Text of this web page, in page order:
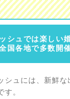
シュでは楽しい
国各地で多数開
シュには、新鮮な
。